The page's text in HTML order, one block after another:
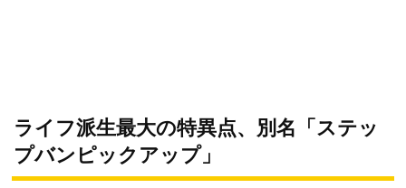
ライフ派生最大の特異点、別名「ステッ
プバンピックアップ」